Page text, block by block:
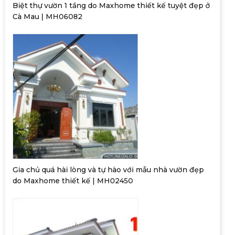
Biệt thự vườn 1 tầng do Maxhome thiết kế tuyệt đẹp ở
Cà Mau | MH06082
Gia chủ quá hài lòng và tự hào với mẫu nhà vườn đẹp
do Maxhome thiết kế | MH02450